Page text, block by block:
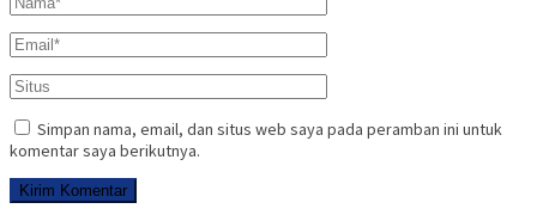
Simpan nama, email, dan situs web saya pada peramban ini untuk
komentar saya berikutnya.